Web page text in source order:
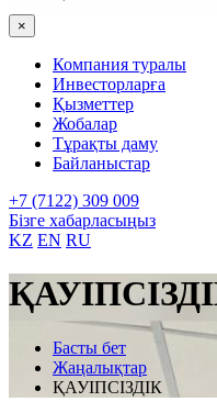
×
Компания туралы
Инвесторларға
Қызметтер
Жобалар
Тұрақты даму
Байланыстар
+7 (7122) 309 009
Бізге хабарласыңыз
KZ EN RU
Басты бет
Жаңалықтар
ҚАУІПСІЗДІК